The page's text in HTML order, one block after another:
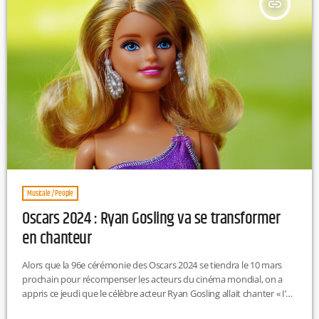
insert_link
Musicale / People
Oscars 2024 : Ryan Gosling va se transformer
en chanteur
Alors que la 96e cérémonie des Oscars 2024 se tiendra le 10 mars
prochain pour récompenser les acteurs du cinéma mondial, on a
appris ce jeudi que le célèbre acteur Ryan Gosling allait chanter « I’m